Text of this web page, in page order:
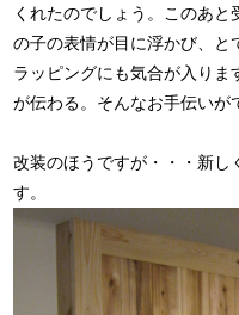
くれたのでしょう。このあ
の子の表情が目に浮かび、と
ラッピングにも気合が入りま
が伝わる。そんなお手伝いが
改装のほうですが・・・新し
す。